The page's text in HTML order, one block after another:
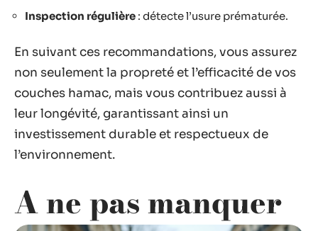
Inspection régulière : détecte l’usure prématurée.
En suivant ces recommandations, vous assurez
non seulement la propreté et l’efficacité de vos
couches hamac, mais vous contribuez aussi à
leur longévité, garantissant ainsi un
investissement durable et respectueux de
l’environnement.
A ne pas manquer